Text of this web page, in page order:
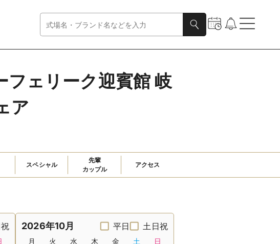
フェリーク迎賓館 岐
ア
スペシャル
先輩
カップル
アクセス
2026年10月 平日 土日祝
月 火 水 木 金 土 日